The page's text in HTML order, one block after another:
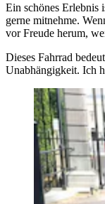
Ein schönes Erlebnis
gerne mitnehme.
vor Freude herum,
Dieses Fahrrad
Unabhängigkeit. Ich